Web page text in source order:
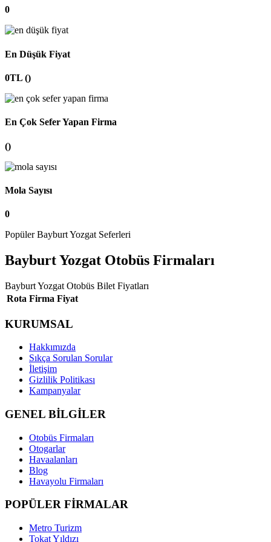
0
En Düşük Fiyat
0TL ()
En Çok Sefer Yapan Firma
()
Mola Sayısı
0
Popüler Bayburt Yozgat Seferleri
Bayburt Yozgat Otobüs Firmaları
Bayburt Yozgat Otobüs Bilet Fiyatları
Rota Firma Fiyat
KURUMSAL
Hakkımızda
Sıkça Sorulan Sorular
İletişim
Gizlilik Politikası
Kampanyalar
GENEL BİLGİLER
Otobüs Firmaları
Otogarlar
Havaalanları
Blog
Havayolu Firmaları
POPÜLER FİRMALAR
Metro Turizm
Tokat Yıldızı